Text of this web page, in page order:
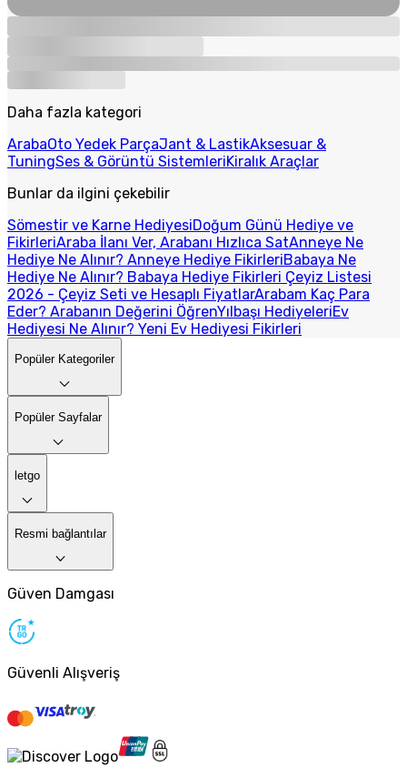
Daha fazla kategori
ArabaOto Yedek ParçaJant & LastikAksesuar &
TuningSes & Görüntü SistemleriKiralık Araçlar
Bunlar da ilgini çekebilir
Sömestir ve Karne HediyesiDoğum Günü Hediye ve
FikirleriAraba İlanı Ver, Arabanı Hızlıca SatAnneye Ne
Hediye Ne Alınır? Anneye Hediye FikirleriBabaya Ne
Hediye Ne Alınır? Babaya Hediye Fikirleri Çeyiz Listesi
2026 - Çeyiz Seti ve Hesaplı FiyatlarArabam Kaç Para
Eder? Arabanın Değerini ÖğrenYılbaşı HediyeleriEv
Hediyesi Ne Alınır? Yeni Ev Hediyesi Fikirleri
Popüler Kategoriler
Popüler Sayfalar
letgo
Resmi bağlantılar
Güven Damgası
Güvenli Alışveriş